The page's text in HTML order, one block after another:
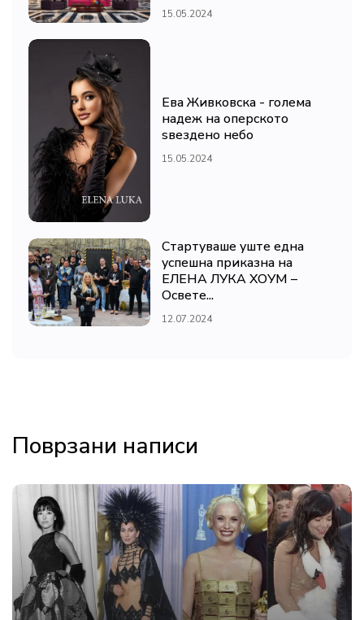
15.05.2024
Ева Живковска - голема
надеж на оперското
ѕвездено небо
15.05.2024
Стартуваше уште една
успешна приказна на
ЕЛЕНА ЛУКА ХОУМ –
Освете...
12.07.2024
Поврзани написи